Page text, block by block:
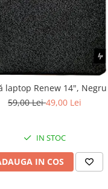
laptop Renew 14", Negru
59,00 Lei49,00 Lei
IN STOC
IN COS